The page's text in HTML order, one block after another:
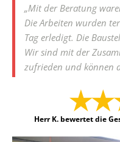
„Mit der Beratung
Die Arbeiten wurden
Tag erledigt. Die
Wir sind mit der
zufrieden und können
Herr K. bewertet die